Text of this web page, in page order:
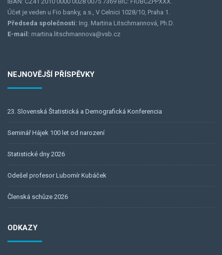
Účet je veden u Fio banky, a.s., V Celnici 1028/10, Praha 1.
Předseda společnosti: Ing. Martina Litschmannová, Ph.D.
E-mail: martina.litschmannova@vsb.cz
NEJNOVĚJŠÍ PŘÍSPĚVKY
23. Slovenská Štatistická a Demografická Konferencia
Seminář Hájek 100 let od narození
Statistické dny 2026
Odešel profesor Lubomír Kubáček
Členská schůze 2026
ODKAZY